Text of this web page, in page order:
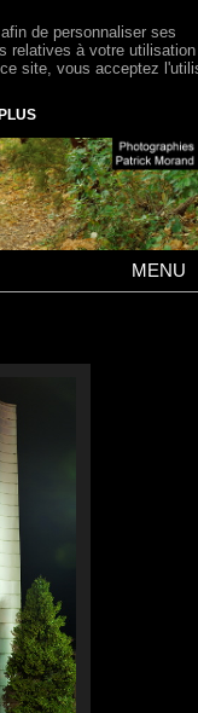
MENU
de personnaliser ses
relatives à votre
site, vous acceptez